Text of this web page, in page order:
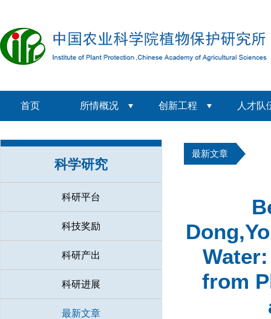
首页 所情概况 创新工程 人才队
科学研究
科研平台
科技奖励
科研产出
科研进展
最新文章
最新文章
from